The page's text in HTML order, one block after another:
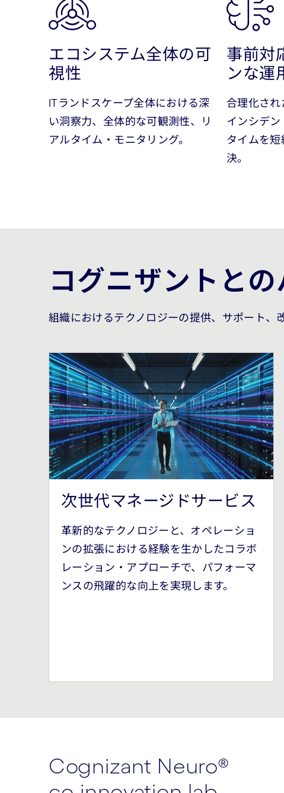
エコシステム全体の可
視性
ITランドスケープ全体における深
い洞察力、全体的な可観測性、リ
アルタイム・モニタリング。
事前対
ンな運
合理化され
インシデン
タイムを
決。
コグニザントと
組織におけるテクノロジーの提供、サポート、
次世代マネージドサービス
革新的なテクノロジーと、オペレーショ
ンの拡張における経験を生かしたコラボ
レーション・アプローチで、パフォーマ
ンスの飛躍的な向上を実現します。
Cognizant Neuro®